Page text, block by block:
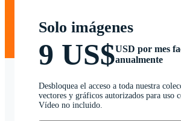
Solo imágenes
9 US$USD por mes
anualmente
Desbloquea el acceso a toda nuestra
vectores y gráficos autorizados para uso
Vídeo no incluido.